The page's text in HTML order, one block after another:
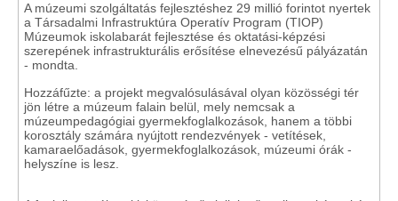
A múzeumi szolgáltatás fejlesztéshez 29 millió forintot nyertek
a Társadalmi Infrastruktúra Operatív Program (TIOP)
Múzeumok iskolabarát fejlesztése és oktatási-képzési
szerepének infrastrukturális erősítése elnevezésű pályázatán
- mondta.
Hozzáfűzte: a projekt megvalósulásával olyan közösségi tér
jön létre a múzeum falain belül, mely nemcsak a
múzeumpedagógiai gyermekfoglalkozások, hanem a többi
korosztály számára nyújtott rendezvények - vetítések,
kamaraelőadások, gyermekfoglalkozások, múzeumi órák -
helyszíne is lesz.